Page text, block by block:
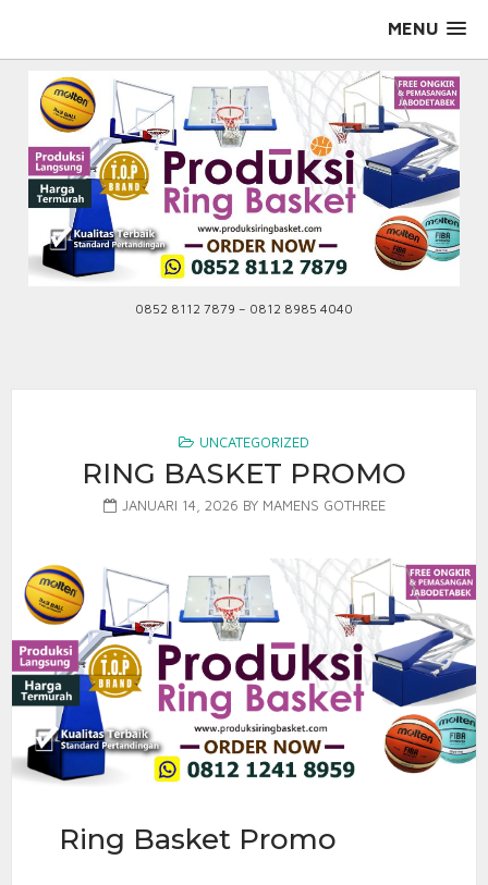
MENU
0852 8112 7879 – 0812 8985 4040
UNCATEGORIZED
RING BASKET PROMO
JANUARI 14, 2026 BY MAMENS GOTHREE
Ring Basket Promo